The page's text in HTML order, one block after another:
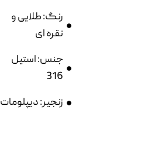
رنگ: طلایی و
نقره ای
جنس: استیل
316
زنجیر: دیپلومات